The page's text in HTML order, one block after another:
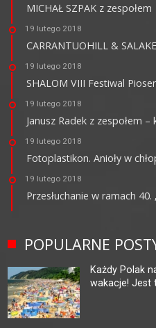
MICHAŁ SZPAK z zespołem
19 lutego 2018
CARRANTUOHILL &
19 lutego 2018
SHALOM VIII Festiwal
19 lutego 2018
Janusz Radek z zespołem
19 lutego 2018
Fotoplastikon. Anioły w
19 lutego 2018
Przesłuchanie w ramach 40.
POPULARNE
Każdy Polak
wakacje! Jest